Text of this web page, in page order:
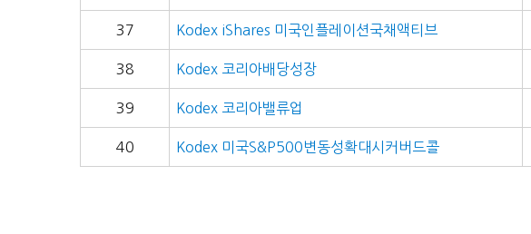
37 Kodex iShares 미국인플레이션국채액티브
38 Kodex 코리아배당성장
39 Kodex 코리아밸류업
40 Kodex 미국S&P500변동성확대시커버드콜